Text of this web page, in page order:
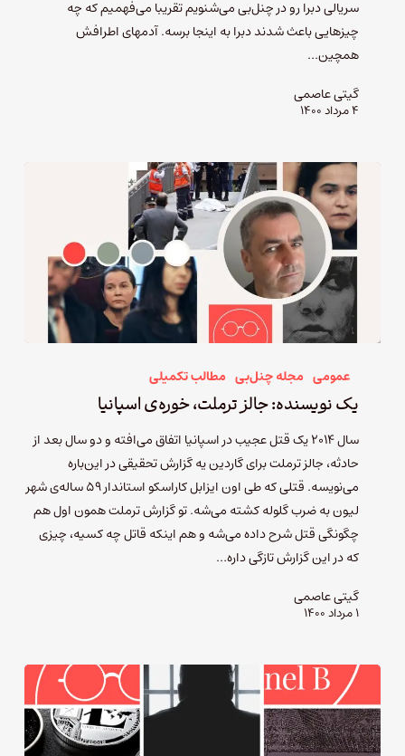
سریالی دبرا رو در چنل‌بی می‌شنویم تقریبا می‌فهمیم که چه
چیزهایی باعث شدند دبرا به اینجا برسه. آدمهای اطرافش
همچین…
گیتی عاصمی
۴ مرداد ۱۴۰۰
عمومی مجله چنل‌بی مطالب تکمیلی
یک نویسنده: جالز ترملت، خوره‌ی اسپانیا
سال ۲۰۱۴ یک قتل عجیب در اسپانیا اتفاق می‌افته و دو سال بعد از
حادثه، جالز ترملت برای گاردین یه گزارش تحقیقی در این‌باره
می‌نویسه. قتلی که طی اون ایزابل کاراسکو استاندار ۵۹ ساله‌ی شهر
لیون به ضرب گلوله کشته می‌شه. تو گزارش ترملت همون اول هم
چگونگی قتل شرح داده می‌شه و هم اینکه قاتل چه کسیه، چیزی
که در این گزارش تازگی داره…
گیتی عاصمی
۱ مرداد ۱۴۰۰